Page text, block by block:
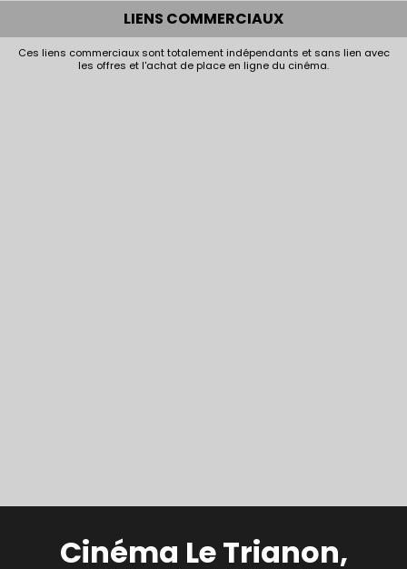
LIENS COMMERCIAUX
Ces liens commerciaux sont totalement indépendants et sans lien avec
les offres et l'achat de place en ligne du cinéma.
Cinéma Le Trianon,